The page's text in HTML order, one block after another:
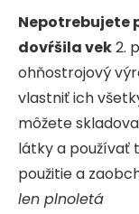
Nepotrebujete
dovŕšila vek2.
ohňostrojový
vlastniť ich
môžete
látky a používať
použitie a
len plnoletá